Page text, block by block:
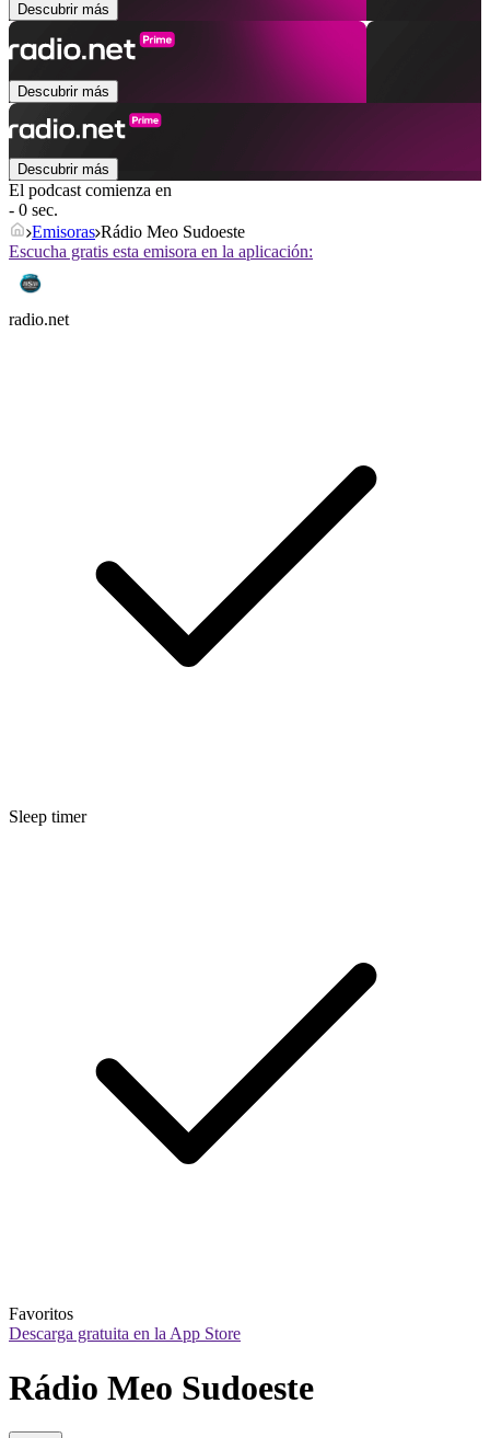
Descubrir más
Descubrir más
Descubrir más
El podcast comienza en
- 0 sec.
Emisoras Rádio Meo Sudoeste
Escucha gratis esta emisora en la aplicación:
radio.net
Sleep timer
Favoritos
Descarga gratuita en la App Store
Rádio Meo Sudoeste